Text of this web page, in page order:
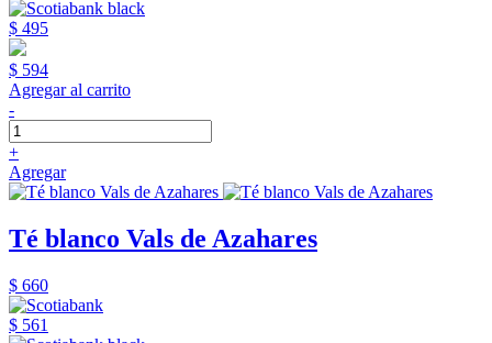
$ 495
$ 594
Agregar al carrito
-
+
Agregar
Té blanco Vals de Azahares
$ 660
$ 561